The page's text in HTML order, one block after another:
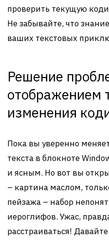
проверить текущую
Не забывайте, что
ваших текстовых
Решение
отображением
изменения
Пока вы уверенно
текста в блокноте
и ясным. Но вот вы
– картина маслом,
пейзажа – набор
иероглифов. Ужас,
расстраиваться!